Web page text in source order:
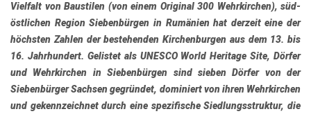
Vielfalt von Baustilen (von einem Original 300 Wehrkirchen), süd-
östlichen Region Siebenbürgen in Rumänien hat derzeit eine der
höchsten Zahlen der bestehenden Kirchenburgen aus dem 13. bis
16. Jahrhundert. Gelistet als UNESCOWorld Heritage Site, Dörfer
und Wehrkirchen in Siebenbürgen sind sieben Dörfer von der
Siebenbürger Sachsen gegründet, dominiert von ihren Wehrkirchen
und gekennzeichnet durch eine spezifische Siedlungsstruktur, die